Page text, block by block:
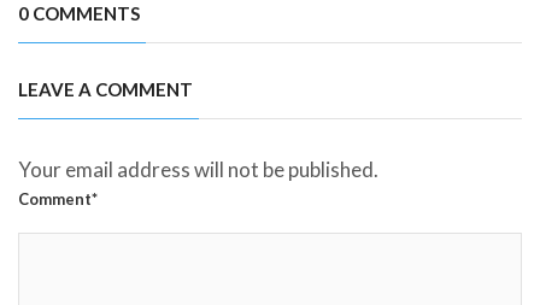
0 COMMENTS
LEAVE A COMMENT
Your email address will not be published.
Comment*